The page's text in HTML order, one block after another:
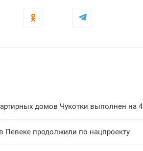
домов Чукотки выполнен на
Певеке продолжили по нацпроекту